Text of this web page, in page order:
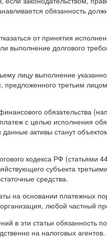
обязанность
от принятия
выполнение долгового
лицу выполнение
предложенного третьим
обязательства
с целью исполнения
активы станут
кодекса РФ (статьями
субъекта
средства.
на основании платежных
любой частный
в эти статьи обязанность
на налоговых агентов.